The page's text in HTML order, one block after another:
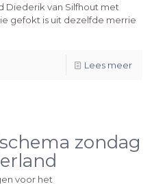
Diederik van Silfhout met
gefokt is uit dezelfde merrie
Lees meer
zondag
voor het